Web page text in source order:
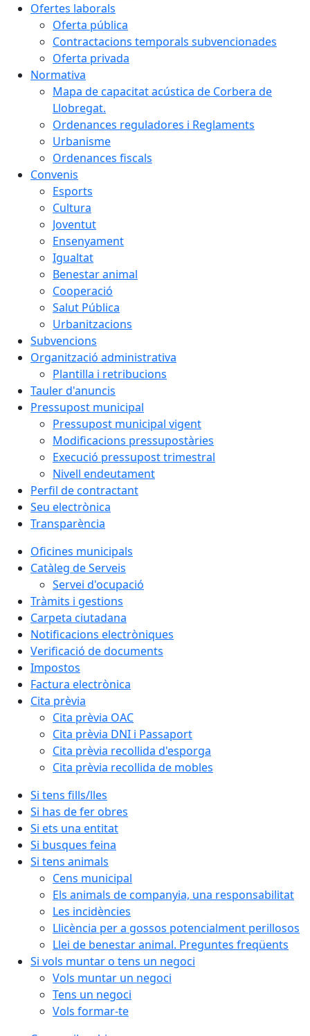
Ofertes laborals
Oferta pública
Contractacions temporals subvencionades
Oferta privada
Normativa
Mapa de capacitat acústica de Corbera de
Llobregat.
Ordenances reguladores i Reglaments
Urbanisme
Ordenances fiscals
Convenis
Esports
Cultura
Joventut
Ensenyament
Igualtat
Benestar animal
Cooperació
Salut Pública
Urbanitzacions
Subvencions
Organització administrativa
Plantilla i retribucions
Tauler d'anuncis
Pressupost municipal
Pressupost municipal vigent
Modificacions pressupostàries
Execució pressupost trimestral
Nivell endeutament
Perfil de contractant
Seu electrònica
Transparència
Oficines municipals
Catàleg de Serveis
Servei d'ocupació
Tràmits i gestions
Carpeta ciutadana
Notificacions electròniques
Verificació de documents
Impostos
Factura electrònica
Cita prèvia
Cita prèvia OAC
Cita prèvia DNI i Passaport
Cita prèvia recollida d'esporga
Cita prèvia recollida de mobles
Si tens fills/lles
Si has de fer obres
Si ets una entitat
Si busques feina
Si tens animals
Cens municipal
Els animals de companyia, una responsabilitat
Les incidències
Llicència per a gossos potencialment perillosos
Llei de benestar animal. Preguntes freqüents
Si vols muntar o tens un negoci
Vols muntar un negoci
Tens un negoci
Vols formar-te